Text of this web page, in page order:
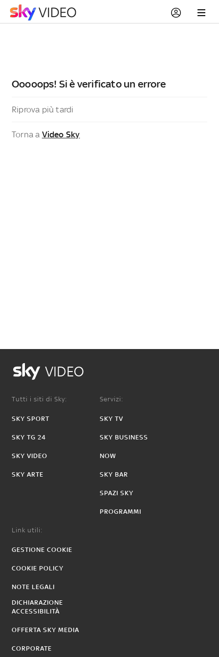
Ooooops! Si è verificato un errore
Riprova più tardi
Torna a Video Sky
VIDEO
Tutti i siti di Sky:
SKY SPORT
SKY TG 24
SKY VIDEO
SKY ARTE
Servizi:
SKY TV
SKY BUSINESS
NOW
SKY BAR
SPAZI SKY
PROGRAMMI
Link utili:
GESTIONE COOKIE
COOKIE POLICY
NOTE LEGALI
DICHIARAZIONE
ACCESSIBILITÀ
OFFERTA SKY MEDIA
CORPORATE